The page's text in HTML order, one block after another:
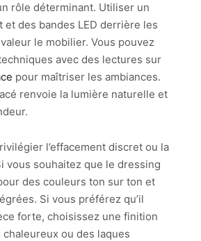
rôle déterminant. Utiliser un
et des bandes LED derrière les
le mobilier. Vous pouvez
avec des lectures sur
pour maîtriser les ambiances.
renvoie la lumière naturelle et
l’effacement discret ou la
vous souhaitez que le dressing
des couleurs ton sur ton et
Si vous préférez qu’il
forte, choisissez une finition
ou des laques